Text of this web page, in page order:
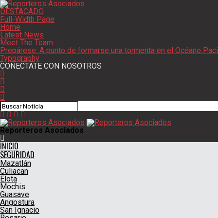
DESTACADO
Full-Width Page
Home
Latest News
Meet The Team
Prepárese: A punto de formarse una tormenta en el Océano
Typography
CONECTATE CON NOSOTROS
Reporteros Asociados
INICIO
SEGURIDAD
Mazatlán
Culiacan
Elota
Mochis
Guasave
Angostura
San Ignacio